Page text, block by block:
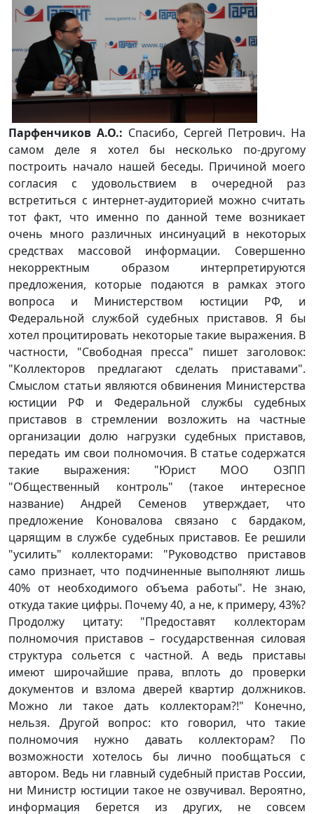
Парфенчиков А.О.: Спасибо, Сергей Петрович. На
самом деле я хотел бы несколько по-другому
построить начало нашей беседы. Причиной моего
согласия с удовольствием в очередной раз
встретиться с интернет-аудиторией можно считать
тот факт, что именно по данной теме возникает
очень много различных инсинуаций в некоторых
средствах массовой информации. Совершенно
некорректным образом интерпретируются
предложения, которые подаются в рамках этого
вопроса и Министерством юстиции РФ, и
Федеральной службой судебных приставов. Я бы
хотел процитировать некоторые такие выражения. В
частности, "Свободная пресса" пишет заголовок:
"Коллекторов предлагают сделать приставами".
Смыслом статьи являются обвинения Министерства
юстиции РФ и Федеральной службы судебных
приставов в стремлении возложить на частные
организации долю нагрузки судебных приставов,
передать им свои полномочия. В статье содержатся
такие выражения: "Юрист МОО ОЗПП
"Общественный контроль" (такое интересное
название) Андрей Семенов утверждает, что
предложение Коновалова связано с бардаком,
царящим в службе судебных приставов. Ее решили
"усилить" коллекторами: "Руководство приставов
само признает, что подчиненные выполняют лишь
40% от необходимого объема работы". Не знаю,
откуда такие цифры. Почему 40, а не, к примеру, 43%?
Продолжу цитату: "Предоставят коллекторам
полномочия приставов – государственная силовая
структура сольется с частной. А ведь приставы
имеют широчайшие права, вплоть до проверки
документов и взлома дверей квартир должников.
Можно ли такое дать коллекторам?!" Конечно,
нельзя. Другой вопрос: кто говорил, что такие
полномочия нужно давать коллекторам? По
возможности хотелось бы лично пообщаться с
автором. Ведь ни главный судебный пристав России,
ни Министр юстиции такое не озвучивал. Вероятно,
информация берется из других, не совсем